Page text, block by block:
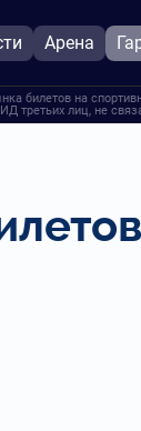
Арена
билетов на
третьих лиц, не